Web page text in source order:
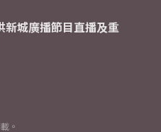
城廣播節目直播及重
。